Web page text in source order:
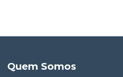
Quem Somos